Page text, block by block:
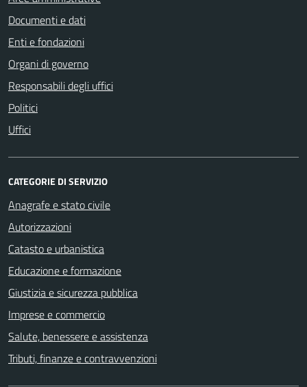
Documenti e dati
Enti e fondazioni
Organi di governo
Responsabili degli uffici
Politici
Uffici
CATEGORIE DI SERVIZIO
Anagrafe e stato civile
Autorizzazioni
Catasto e urbanistica
Educazione e formazione
Giustizia e sicurezza pubblica
Imprese e commercio
Salute, benessere e assistenza
Tributi, finanze e contravvenzioni